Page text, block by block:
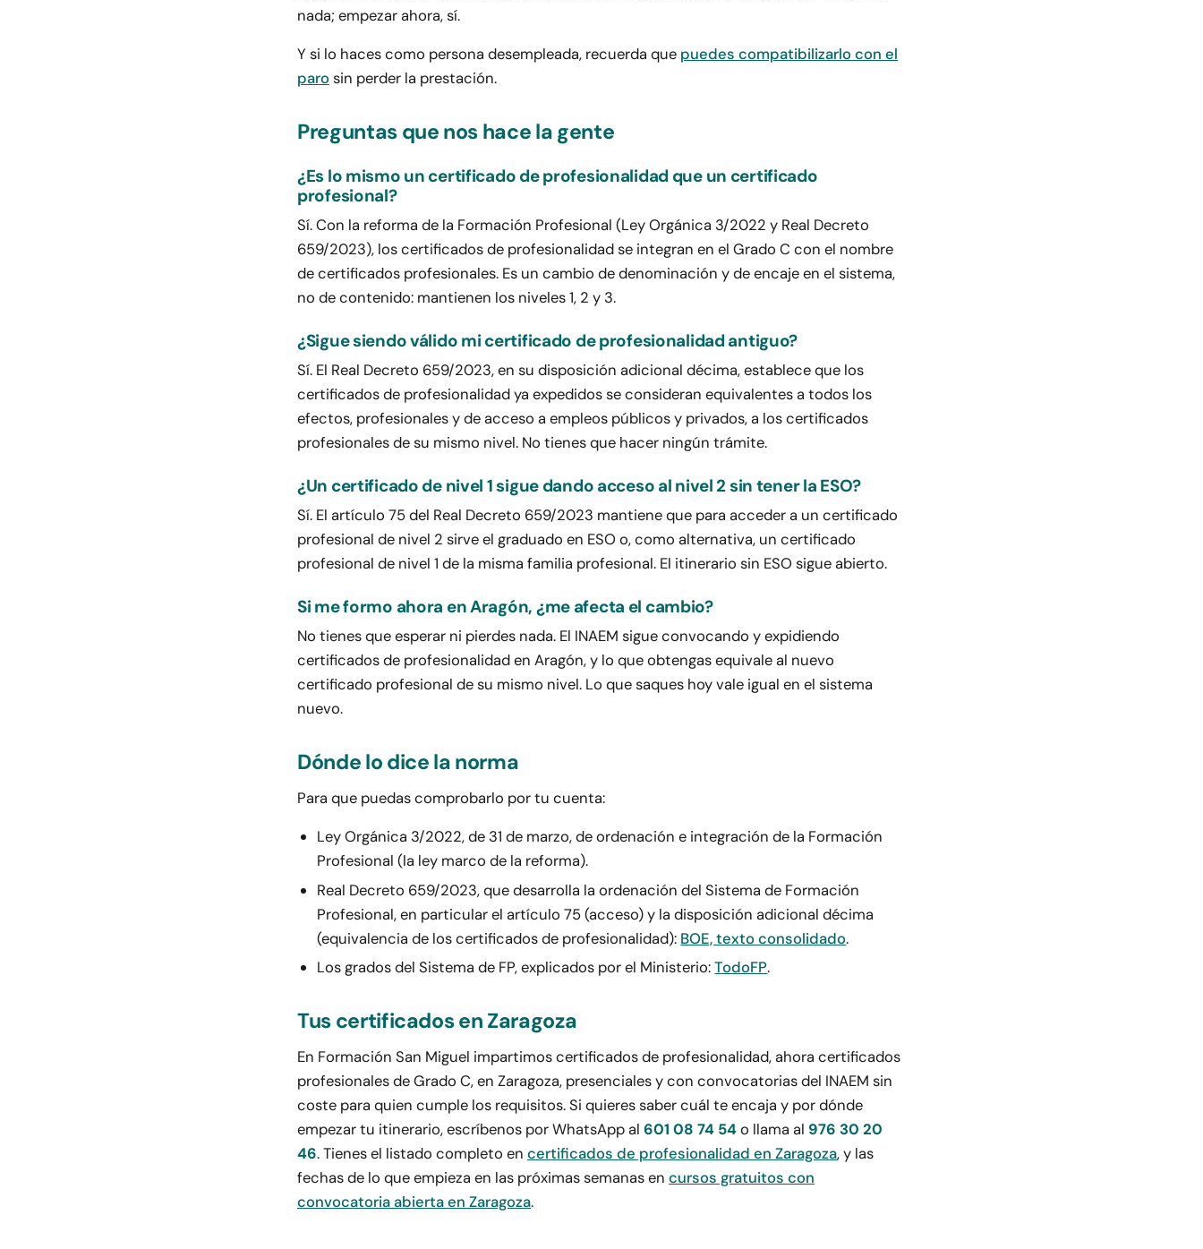
nada; empezar ahora, sí.
Y si lo haces como persona desempleada, recuerda que puedes compatibilizarlo con el
paro sin perder la prestación.
Preguntas que nos hace la gente
¿Es lo mismo un certificado de profesionalidad que un certificado
profesional?
Sí. Con la reforma de la Formación Profesional (Ley Orgánica 3/2022 y Real Decreto
659/2023), los certificados de profesionalidad se integran en el Grado C con el nombre
de certificados profesionales. Es un cambio de denominación y de encaje en el sistema,
no de contenido: mantienen los niveles 1, 2 y 3.
¿Sigue siendo válido mi certificado de profesionalidad antiguo?
Sí. El Real Decreto 659/2023, en su disposición adicional décima, establece que los
certificados de profesionalidad ya expedidos se consideran equivalentes a todos los
efectos, profesionales y de acceso a empleos públicos y privados, a los certificados
profesionales de su mismo nivel. No tienes que hacer ningún trámite.
¿Un certificado de nivel 1 sigue dando acceso al nivel 2 sin tener la ESO?
Sí. El artículo 75 del Real Decreto 659/2023 mantiene que para acceder a un certificado
profesional de nivel 2 sirve el graduado en ESO o, como alternativa, un certificado
profesional de nivel 1 de la misma familia profesional. El itinerario sin ESO sigue abierto.
Si me formo ahora en Aragón, ¿me afecta el cambio?
No tienes que esperar ni pierdes nada. El INAEM sigue convocando y expidiendo
certificados de profesionalidad en Aragón, y lo que obtengas equivale al nuevo
certificado profesional de su mismo nivel. Lo que saques hoy vale igual en el sistema
nuevo.
Dónde lo dice la norma
Para que puedas comprobarlo por tu cuenta:
Ley Orgánica 3/2022, de 31 de marzo, de ordenación e integración de la Formación
Profesional (la ley marco de la reforma).
Real Decreto 659/2023, que desarrolla la ordenación del Sistema de Formación
Profesional, en particular el artículo 75 (acceso) y la disposición adicional décima
(equivalencia de los certificados de profesionalidad): BOE, texto consolidado.
Los grados del Sistema de FP, explicados por el Ministerio:TodoFP.
Tus certificados en Zaragoza
En Formación San Miguel impartimos certificados de profesionalidad, ahora certificados
profesionales de Grado C, en Zaragoza, presenciales y con convocatorias del INAEM sin
coste para quien cumple los requisitos. Si quieres saber cuál te encaja y por dónde
empezar tu itinerario, escríbenos por WhatsApp al 601 08 74 54o llama al 976 30 20
46. Tienes el listado completo en certificados de profesionalidad en Zaragoza, y las
fechas de lo que empieza en las próximas semanas en cursos gratuitos con
convocatoria abierta en Zaragoza.